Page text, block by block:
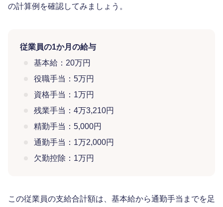
の計算例を確認してみましょう。
従業員の1か月の給与
基本給：20万円
役職手当：5万円
資格手当：1万円
残業手当：4万3,210円
精勤手当：5,000円
通勤手当：1万2,000円
欠勤控除：1万円
この従業員の支給合計額は、基本給から通勤手当までを足